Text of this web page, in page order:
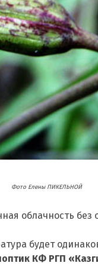
Фото Елены ПИКЕЛЬНОЙ
облачность без
будет
КФ РГП